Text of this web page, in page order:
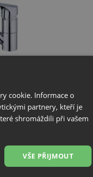
+ Teka IN 915 CR chrom
cookie. Informace o
partnery, kteří je
shromáždili při vašem
VŠE PŘIJMOUT